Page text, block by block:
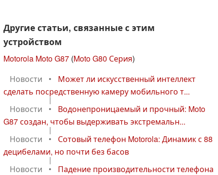
Другие статьи, связанные с этим
устройством
Motorola Moto G87 (Moto G80 Серия)
Новости
•
Может ли искусственный интеллект
сделать посредственную камеру мобильного т...
|
Новости
•
Водонепроницаемый и прочный: Moto
G87 создан, чтобы выдерживать экстремальн...
|
Новости
•
Сотовый телефон Motorola: Динамик с 88
децибелами, но почти без басов
|
Новости
•
Падение производительности телефона